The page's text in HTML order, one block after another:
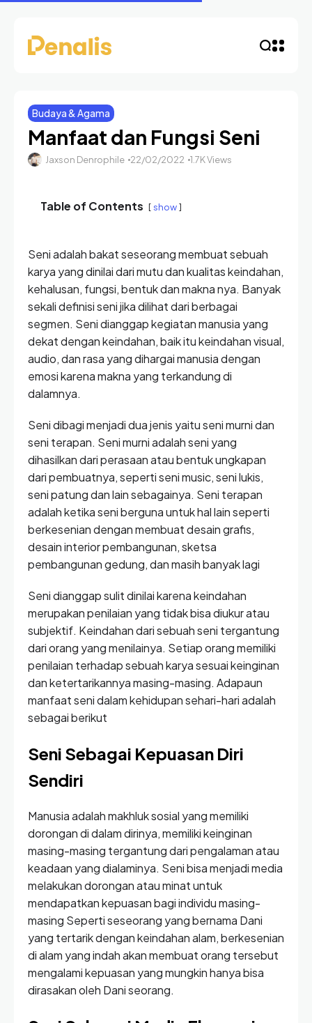
Budaya & Agama
Manfaat dan Fungsi Seni
Jaxson Denrophile 22/02/2022 1.7K Views
Table of Contents show
Seni adalah bakat seseorang membuat sebuah
karya yang dinilai dari mutu dan kualitas keindahan,
kehalusan, fungsi, bentuk dan makna nya. Banyak
sekali definisi seni jika dilihat dari berbagai
segmen. Seni dianggap kegiatan manusia yang
dekat dengan keindahan, baik itu keindahan visual,
audio, dan rasa yang dihargai manusia dengan
emosi karena makna yang terkandung di
dalamnya.
Seni dibagi menjadi dua jenis yaitu seni murni dan
seni terapan. Seni murni adalah seni yang
dihasilkan dari perasaan atau bentuk ungkapan
dari pembuatnya, seperti seni music, seni lukis,
seni patung dan lain sebagainya. Seni terapan
adalah ketika seni berguna untuk hal lain seperti
berkesenian dengan membuat desain grafis,
desain interior pembangunan, sketsa
pembangunan gedung, dan masih banyak lagi
Seni dianggap sulit dinilai karena keindahan
merupakan penilaian yang tidak bisa diukur atau
subjektif. Keindahan dari sebuah seni tergantung
dari orang yang menilainya. Setiap orang memiliki
penilaian terhadap sebuah karya sesuai keinginan
dan ketertarikannya masing-masing. Adapaun
manfaat seni dalam kehidupan sehari-hari adalah
sebagai berikut
Seni Sebagai Kepuasan Diri
Sendiri
Manusia adalah makhluk sosial yang memiliki
dorongan di dalam dirinya, memiliki keinginan
masing-masing tergantung dari pengalaman atau
keadaan yang dialaminya. Seni bisa menjadi media
melakukan dorongan atau minat untuk
mendapatkan kepuasan bagi individu masing-
masing Seperti seseorang yang bernama Dani
yang tertarik dengan keindahan alam, berkesenian
di alam yang indah akan membuat orang tersebut
mengalami kepuasan yang mungkin hanya bisa
dirasakan oleh Dani seorang.